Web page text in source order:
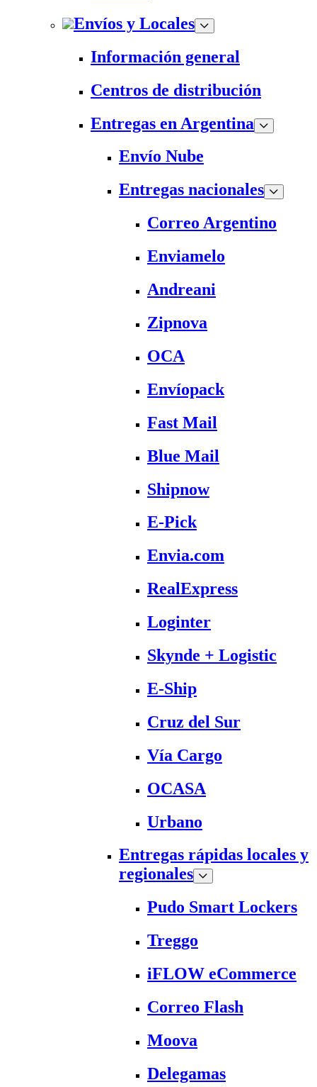
Envíos y Locales
Información general
Centros de distribución
Entregas en Argentina
Envío Nube
Entregas nacionales
Correo Argentino
Enviamelo
Andreani
Zipnova
OCA
Envíopack
Fast Mail
Blue Mail
Shipnow
E-Pick
Envia.com
RealExpress
Loginter
Skynde + Logistic
E-Ship
Cruz del Sur
Vía Cargo
OCASA
Urbano
Entregas rápidas locales y
regionales
Pudo Smart Lockers
Treggo
iFLOW eCommerce
Correo Flash
Moova
Delegamas